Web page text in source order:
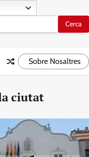
Sobre Nosaltres
ciutat